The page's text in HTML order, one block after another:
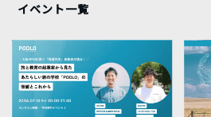
イベント一覧